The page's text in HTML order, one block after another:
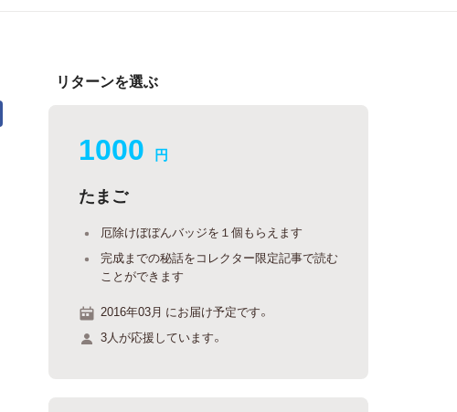
リターンを選ぶ
1000 円
たまご
厄除けぼぼんバッジを１個もらえます
完成までの秘話をコレクター限定記事で読む
ことができます
2016年03月 にお届け予定です。
3人が応援しています。